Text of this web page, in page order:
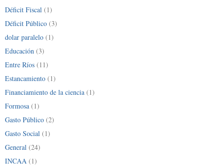
Déficit Fiscal (1)
Déficit Público (3)
dolar paralelo (1)
Educación (3)
Entre Ríos (11)
Estancamiento (1)
Financiamiento de la ciencia (1)
Formosa (1)
Gasto Público (2)
Gasto Social (1)
General (24)
INCAA (1)